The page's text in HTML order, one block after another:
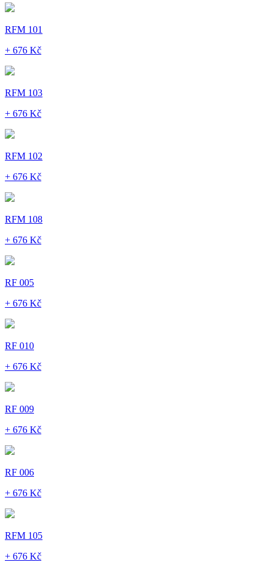
RFM 101
+ 676 Kč
RFM 103
+ 676 Kč
RFM 102
+ 676 Kč
RFM 108
+ 676 Kč
RF 005
+ 676 Kč
RF 010
+ 676 Kč
RF 009
+ 676 Kč
RF 006
+ 676 Kč
RFM 105
+ 676 Kč